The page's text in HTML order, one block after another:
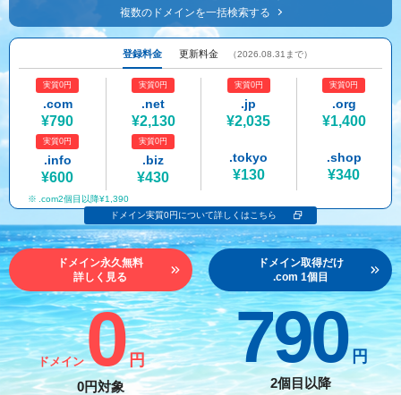
.jpドメインオークション
NEW!
.jpドメインバックオーダー
プレミアムドメイン
人気ドメインの種類
WHOIS検索
紹介制度
バリュードメインAPI
ドメイン・ホスティングOEM
ドメインコンシェルジュ
Value Domain Analyzer
Value AI Writer
マニュアル ライブチャット
お問い合わせ
従来のバリュードメインをご利用希望の方
Value Domainにログイン
外部サービスでの登録が一部未対応（Google等）
おすすめ One レンタルサーバーを含む最新の機能を使う方
ユーザー登録
従来のバリュードメインをご利用希望の方
Value Domainユーザー登録
外部サービスでの登録が一部未対応（Google等）
おすすめ One レンタルサーバーを含む最新の機能を使う方
複数のドメインを一括検索する
登録料金 更新料金 （2026.08.31まで）
実質0円
.com
¥790
実質0円
.net
¥2,130
実質0円
.jp
¥2,035
実質0円
.org
¥1,400
実質0円
.info
¥600
実質0円
.biz
¥430
.tokyo
¥130
.shop
¥340
.com2個目以降¥1,390
ドメイン実質0円について詳しくはこちら
ドメイン永久無料
詳しく見る
ドメイン0 円
0円対象
ドメイン取得だけ
.com 1個目
790 円
2個目以降